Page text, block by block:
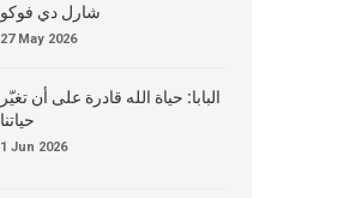
شارل دي فوكو
27 May 2026
البابا: حياة الله قادرة على أن تغيّر
حياتنا
1 Jun 2026